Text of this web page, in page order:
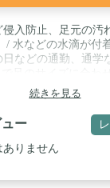
入防止、足元の汚
/ 水などの水滴が付
日などの通勤、通学
ィット！ / 足に装着
クテープで留めるだ
プでしっかり固定し
。 / サイズ(約)：
ックスフォード 重
続きを見る
ー
ありません